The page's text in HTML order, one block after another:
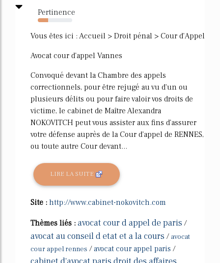
Pertinence
30%
Vous êtes ici : Accueil > Droit pénal > Cour d'Appel
Avocat cour d'appel Vannes
Convoqué devant la Chambre des appels
correctionnels, pour être rejugé au vu d'un ou
plusieurs délits ou pour faire valoir vos droits de
victime, le cabinet de Maître Alexandra
NOKOVITCH peut vous assister aux fins d'assurer
votre défense auprès de la Cour d'appel de RENNES,
ou toute autre Cour devant...
LIRE LA SUITE
Site : http://www.cabinet-nokovitch.com
Thèmes liés : avocat cour d appel de paris /
avocat au conseil d etat et a la cours / avocat
cour appel rennes /avocat cour appel paris /